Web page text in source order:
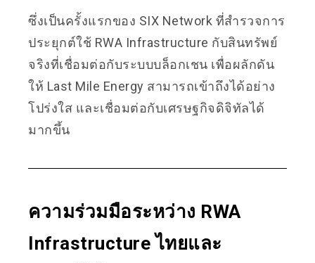
ซึ่งเป็นครั้งแรกของ SIX Network ที่สำรวจการ
ประยุกต์ใช้ RWA Infrastructure กับสินทรัพย์
จริงที่เชื่อมต่อกับระบบบล็อกเชน เพื่อผลักดัน
ให้ Last Mile Energy สามารถเข้าถึงได้อย่าง
โปร่งใส และเชื่อมต่อกับเศรษฐกิจดิจิทัลได้
มากขึ้น
ความร่วมมือระหว่าง RWA
Infrastructure ไทยและ